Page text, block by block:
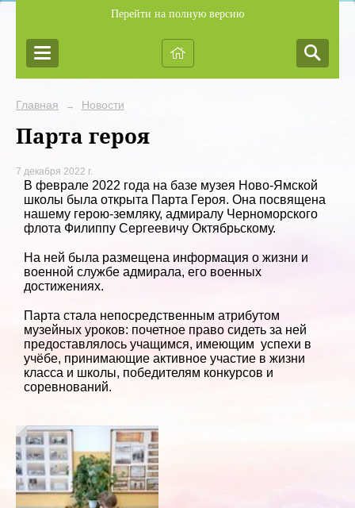
Перейти на полную версию
Главная → Новости
Парта героя
7 декабря 2022 г.
В феврале 2022 года на базе музея Ново-Ямской
школы была открыта Парта Героя. Она посвящена
нашему герою-земляку, адмиралу Черноморского
флота Филиппу Сергеевичу Октябрьскому.
На ней была размещена информация о жизни и
военной службе адмирала, его военных
достижениях.
Парта стала непосредственным атрибутом
музейных уроков: почетное право сидеть за ней
предоставлялось учащимся, имеющим успехи в
учёбе, принимающие активное участие в жизни
класса и школы, победителям конкурсов и
соревнований.